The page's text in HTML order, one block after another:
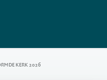
KERK 2026